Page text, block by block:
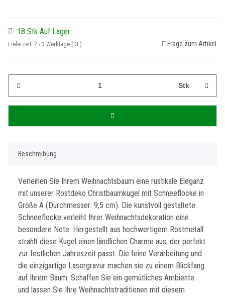
18 Stk Auf Lager
Lieferzeit: 2 - 3 Werktage (DE) Frage zum Artikel
Stk
Beschreibung
Verleihen Sie Ihrem Weihnachtsbaum eine rustikale Eleganz
mit unserer Rostdeko Christbaumkugel mit Schneeflocke in
Größe A (Durchmesser: 9,5 cm). Die kunstvoll gestaltete
Schneeflocke verleiht Ihrer Weihnachtsdekoration eine
besondere Note. Hergestellt aus hochwertigem Rostmetall
strahlt diese Kugel einen ländlichen Charme aus, der perfekt
zur festlichen Jahreszeit passt. Die feine Verarbeitung und
die einzigartige Lasergravur machen sie zu einem Blickfang
auf Ihrem Baum. Schaffen Sie ein gemütliches Ambiente
und lassen Sie Ihre Weihnachtstraditionen mit diesem